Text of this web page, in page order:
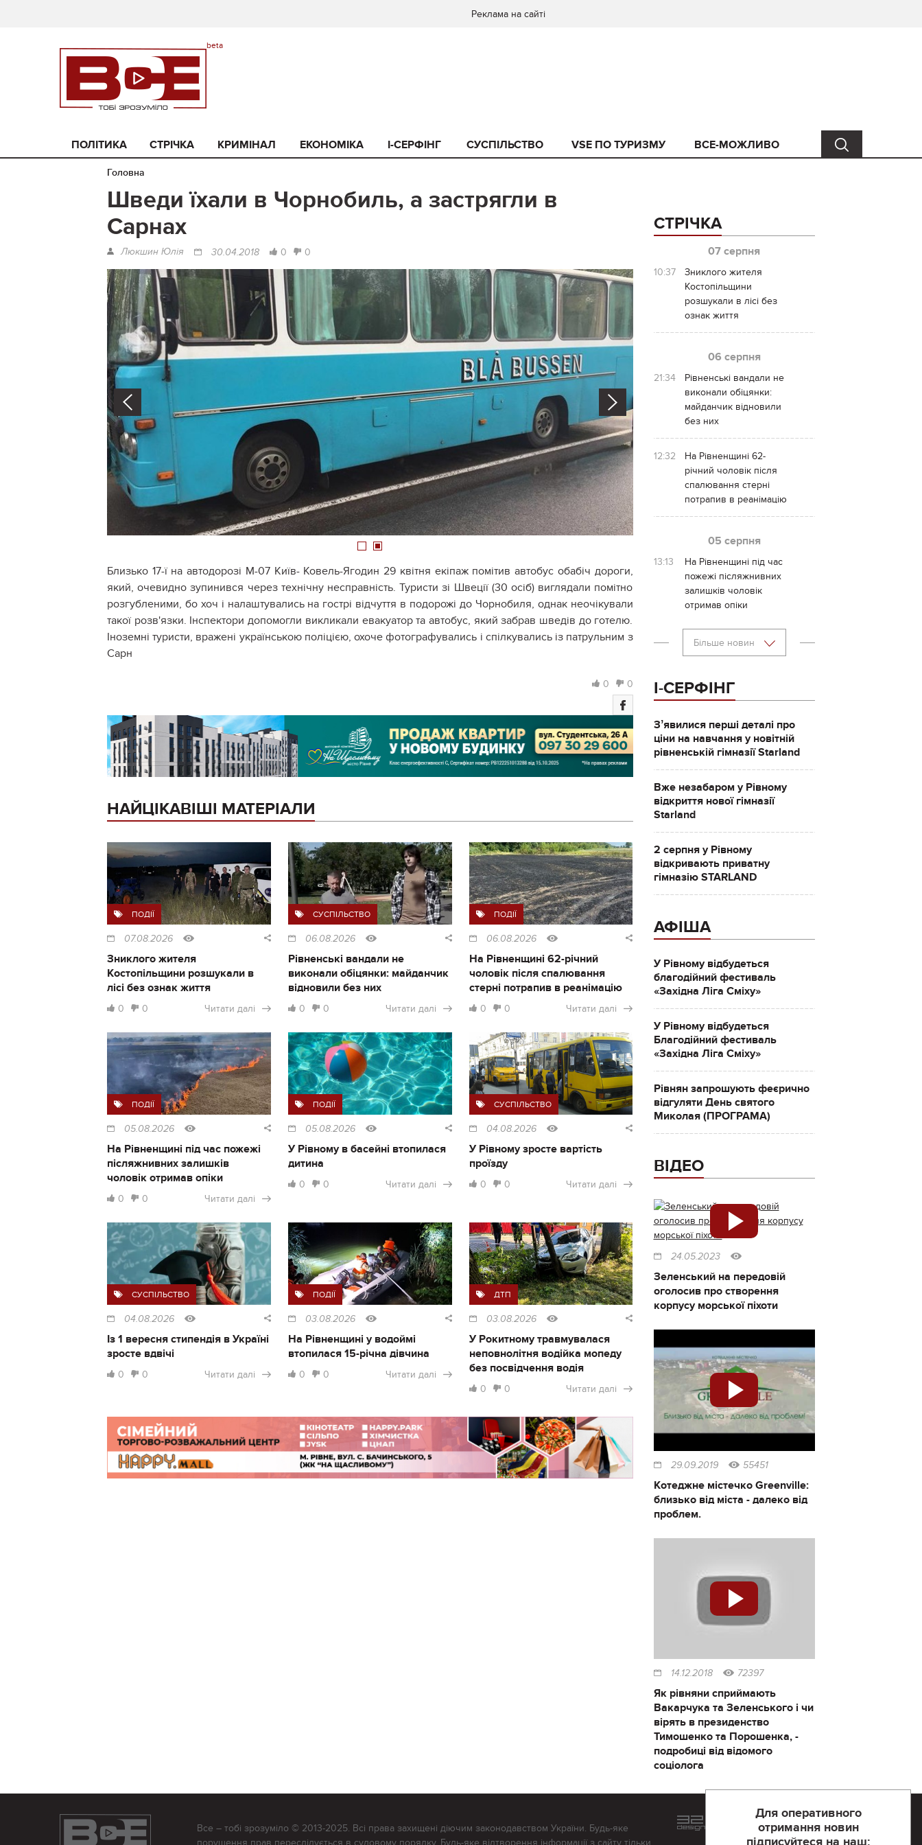
Реклама на сайті
ПОЛІТИКА СТРІЧКА КРИМІНАЛ ЕКОНОМІКА I-СЕРФІНГ СУСПІЛЬСТВО VSE ПО ТУРИЗМУ ВСЕ-МОЖЛИВО
Головна
Шведи їхали в Чорнобиль, а застрягли в
Сарнах
Люкшин Юлія 30.04.2018 0 0
Next
1 2
Близько 17-ї на автодорозі М-07 Київ- Ковель-Ягодин 29 квітня екіпаж помітив автобус обабіч дороги,
який, очевидно зупинився через технічну несправність. Туристи зі Швеції (30 осіб) виглядали помітно
розгубленими, бо хоч і налаштувались на гострі відчуття в подорожі до Чорнобиля, однак неочікували
такої розв'язки. Інспектори допомогли викликали евакуатор та автобус, який забрав шведів до готелю.
Іноземні туристи, вражені українською поліцією, охоче фотографувались і спілкувались із патрульним з
Сарн
0 0
НАЙЦІКАВІШІ МАТЕРІАЛИ
ПОДІЇ
07.08.2026
Зниклого жителя
Костопільщини розшукали в
лісі без ознак життя
0 0 Читати далі
СУСПІЛЬСТВО
06.08.2026
Рівненські вандали не
виконали обіцянки: майданчик
відновили без них
0 0 Читати далі
ПОДІЇ
06.08.2026
На Рівненщині 62-річний
чоловік після спалювання
стерні потрапив в реанімацію
0 0 Читати далі
ПОДІЇ
05.08.2026
На Рівненщині під час пожежі
післяжнивних залишків
чоловік отримав опіки
0 0 Читати далі
ПОДІЇ
05.08.2026
У Рівному в басейні втопилася
дитина
0 0 Читати далі
СУСПІЛЬСТВО
04.08.2026
У Рівному зросте вартість
проїзду
0 0 Читати далі
СУСПІЛЬСТВО
04.08.2026
Із 1 вересня стипендія в Україні
зросте вдвічі
0 0 Читати далі
ПОДІЇ
03.08.2026
На Рівненщині у водоймі
втопилася 15-річна дівчина
0 0 Читати далі
ДТП
03.08.2026
У Рокитному травмувалася
неповнолітня водійка мопеду
без посвідчення водія
0 0 Читати далі
СТРІЧКА
07 серпня
10:37
Зниклого жителя
Костопільщини
розшукали в лісі без
ознак життя
06 серпня
21:34
Рівненські вандали не
виконали обіцянки:
майданчик відновили
без них
12:32
На Рівненщині 62-
річний чоловік після
спалювання стерні
потрапив в реанімацію
05 серпня
13:13
На Рівненщині під час
пожежі післяжнивних
залишків чоловік
отримав опіки
Більше новин
І-СЕРФІНГ
Зʼявилися перші деталі про
ціни на навчання у новітній
рівненській гімназії Starland
Вже незабаром у Рівному
відкриття нової гімназії
Starland
2 серпня у Рівному
відкривають приватну
гімназію STARLAND
АФІША
У Рівному відбудеться
благодійний фестиваль
«Західна Ліга Сміху»
У Рівному відбудеться
Благодійний фестиваль
«Західна Ліга Сміху»
Рівнян запрошують феєрично
відгуляти День святого
Миколая (ПРОГРАМА)
ВІДЕО
24.05.2023
Зеленський на передовій
оголосив про створення
корпусу морської піхоти
29.09.2019 55451
Котеджне містечко Greenville:
близько від міста - далеко від
проблем.
14.12.2018 72397
Як рівняни сприймають
Вакарчука та Зеленського і чи
вірять в президенство
Тимошенко та Порошенка, -
подробиці від відомого
соціолога
Для оперативного
отримання новин
Все – тобі зрозуміло © 2013-2025. Всі права захищені діючим законодавством України. Будь-яке
Розроблений та підтримується
компанії 32х32